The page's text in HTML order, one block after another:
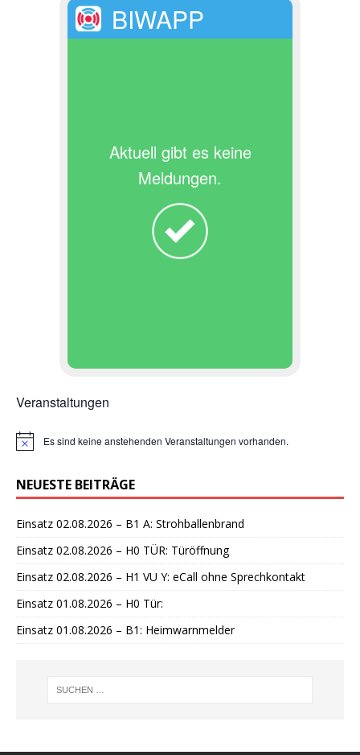
BIWAPP
Aktuell gibt es keine
Meldungen.
Veranstaltungen
H
w
e
s
Es sind keine anstehenden Veranstaltungen vorhanden.
NEUESTE BEITRÄGE
Einsatz 02.08.2026 – B1 A: Strohballenbrand
Einsatz 02.08.2026 – H0 TÜR: Türöffnung
Einsatz 02.08.2026 – H1 VU Y: eCall ohne Sprechkontakt
Einsatz 01.08.2026 – H0 Tür:
Einsatz 01.08.2026 – B1: Heimwarnmelder